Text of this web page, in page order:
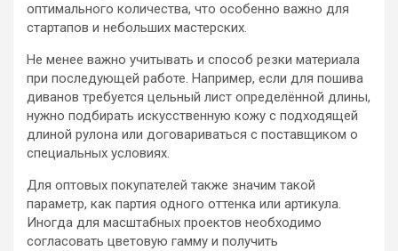
оптимального количества, что особенно важно для
стартапов и небольших мастерских.
Не менее важно учитывать и способ резки материала
при последующей работе. Например, если для пошива
диванов требуется цельный лист определённой длины,
нужно подбирать искусственную кожу с подходящей
длиной рулона или договариваться с поставщиком о
специальных условиях.
Для оптовых покупателей также значим такой
параметр, как партия одного оттенка или артикула.
Иногда для масштабных проектов необходимо
согласовать цветовую гамму и получить